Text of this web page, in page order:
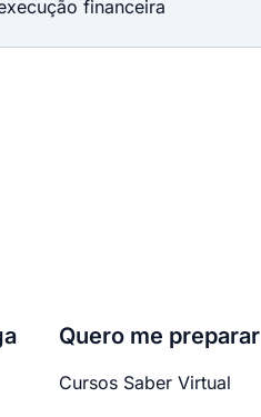
financeira
Quero me preparar
Cursos Saber Virtual